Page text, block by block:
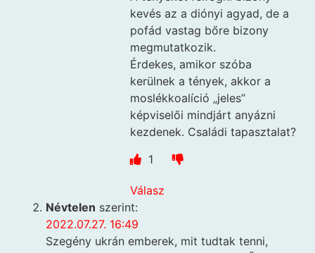
kevés az a diónyi agyad, de a
pofád vastag bőre bizony
megmutatkozik.
Érdekes, amikor szóba
kerülnek a tények, akkor a
moslékkoalíció „jeles”
képviselői mindjárt anyázni
kezdenek. Családi tapasztalat?
1
Válasz
Névtelen szerint:
2022.07.27. 16:49
Szegény ukrán emberek, mit tudtak tenni,